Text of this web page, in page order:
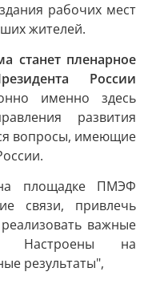
рабочих мест
жителей.
станет пленарное
России
именно здесь
развития
вопросы, имеющие
площадке ПМЭФ
связи, привлечь
важные
Настроены на
результаты",